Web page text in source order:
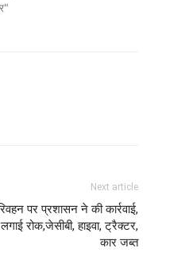
Next article
पर प्रशासन ने की कार्रवाई,
रोक,जेसीबी, हाइवा, ट्रैक्टर,
कार जब्त